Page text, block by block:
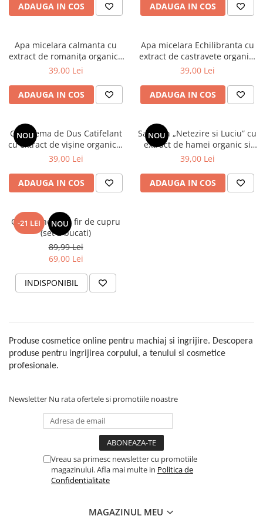
ADAUGA IN COS ADAUGA IN COS
Apa micelara calmanta cu
extract de romanița organica
Cosmeplant, 500 ml
39,00 Lei
ADAUGA IN COS
Apa micelara Echilibranta cu
extract de castravete organic,
500 ml
39,00 Lei
ADAUGA IN COS
NOU
Gel-Crema de Dus Catifelant
cu extract de vișine organice,
1000 ml
39,00 Lei
ADAUGA IN COS
NOU
Sampon „Netezire si Luciu” cu
extract de hamei organic si
proteine de grâu, 1000 ml
39,00 Lei
ADAUGA IN COS
-21 LEI NOU
Genunchera cu fir de cupru
(set 2 bucati)
89,99 Lei
69,00 Lei
INDISPONIBIL
Produse cosmetice online pentru machiaj si ingrijire. Descopera
produse pentru ingrijirea corpului, a tenului si cosmetice
profesionale.
Newsletter Nu rata ofertele si promotiile noastre
Vreau sa primesc newsletter cu promotiile
magazinului. Afla mai multe in Politica de
Confidentialitate
MAGAZINUL MEU